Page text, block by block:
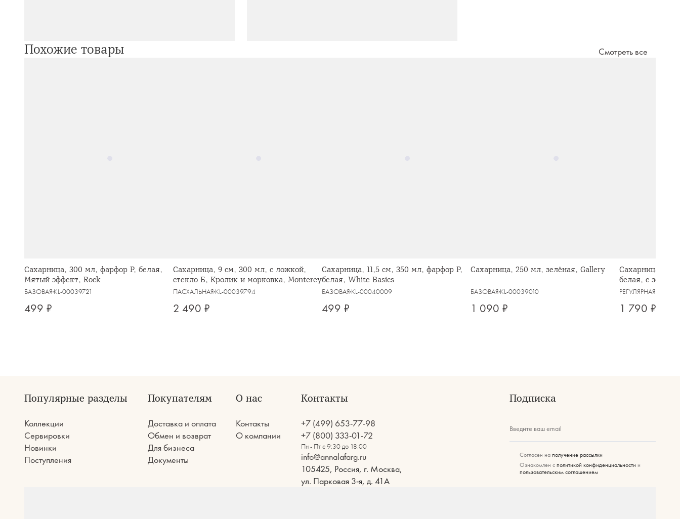
Похожие товары Смотреть все
Сахарница, 300 мл, фарфор P, белая,
Мятый эффект, Rock
БАЗОВАЯ KL-00039721
499 ₽
Сахарница, 9 см, 300 мл, с ложкой,
стекло Б, Кролик и морковка, Monterey
ПАСХАЛЬНАЯ KL-00039794
2 490 ₽
Сахарница, 11,5 см, 350 мл, фарфор P,
белая, White Basics
БАЗОВАЯ KL-00040009
499 ₽
Сахарница, 250 мл, зелёная, Gallery
БАЗОВАЯ KL-00039010
1 090 ₽
Сахарница, 10
белая, с
Golden
РЕГУЛЯРНАЯ
1 790 ₽
Популярные разделы
Коллекции
Сервировки
Новинки
Поступления
Покупателям
Доставка и оплата
Обмен и возврат
Для бизнеса
Документы
О нас
Контакты
О компании
Контакты
+7 (499) 653-77-98
+7 (800) 333-01-72
Пн - Пт с 9:30 до 18:00
info@annalafarg.ru
105425, Россия, г. Москва,
ул. Парковая 3-я, д. 41А
Подписка
Введите ваш email
Согласен на получение рассылки
Ознакомлен с политикой конфиденциальности и
пользовательским соглашением